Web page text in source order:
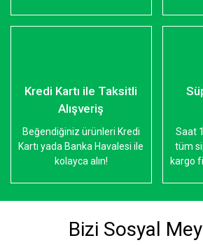
Kredi Kartı ile Taksitli
Alışveriş
Beğendiğiniz ürünleri Kredi
Kartı yada Banka Havalesi ile
kolayca alın!
Saat
tüm
kargo
Bizi Sosyal